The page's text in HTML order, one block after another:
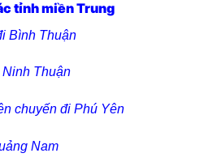
tỉnh miền Trung
Bình Thuận
Thuận
chuyến đi Phú Yên
Nam